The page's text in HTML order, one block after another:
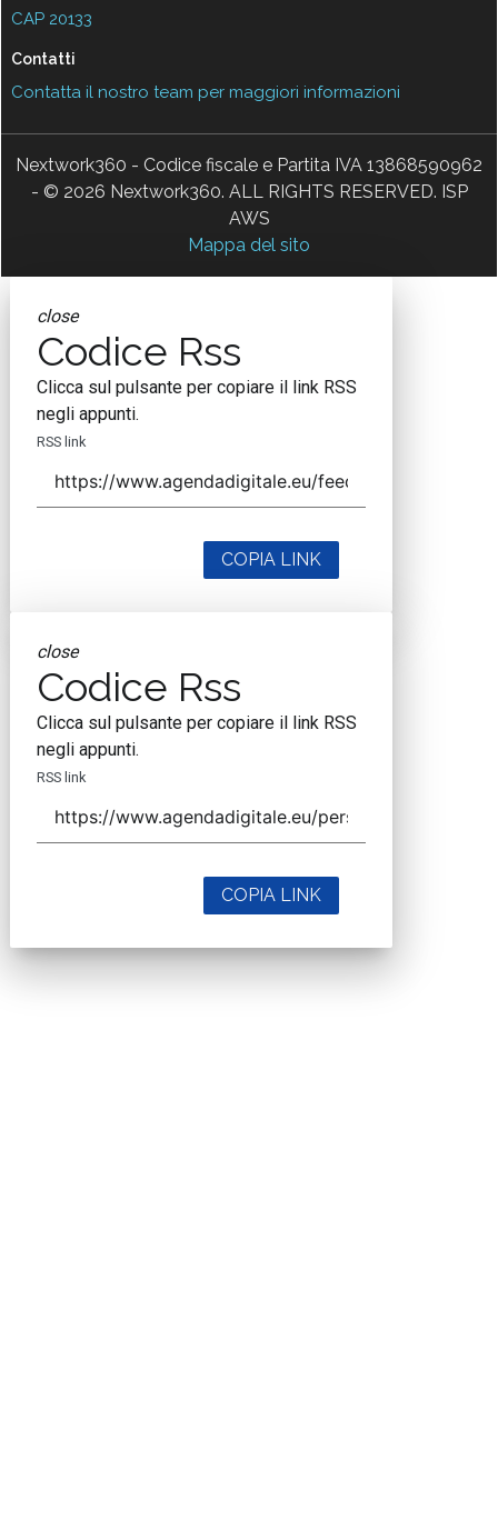
CAP 20133
Contatti
Contatta il nostro team per maggiori informazioni
Nextwork360 - Codice fiscale e Partita IVA 13868590962
- © 2026 Nextwork360. ALL RIGHTS RESERVED. ISP
AWS
Mappa del sito
close
Codice Rss
Clicca sul pulsante per copiare il link RSS
negli appunti.
RSS link
COPIA LINK
close
Codice Rss
Clicca sul pulsante per copiare il link RSS
negli appunti.
RSS link
COPIA LINK